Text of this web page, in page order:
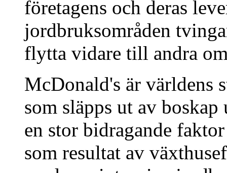
företagens och deras
jordbruksområden
flytta vidare till andra
McDonald's är världens
som släpps ut av
en stor bidragande
som resultat av